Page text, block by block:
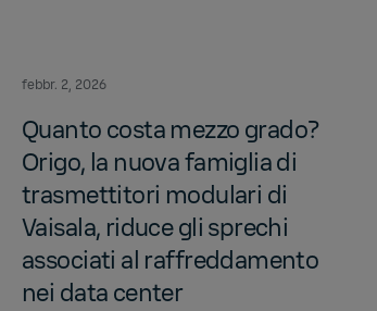
febbr. 2, 2026
Quanto costa mezzo grado?
Origo, la nuova famiglia di
trasmettitori modulari di
Vaisala, riduce gli sprechi
associati al raffreddamento
nei data center